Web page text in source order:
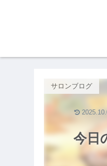
今日
サロンブログ